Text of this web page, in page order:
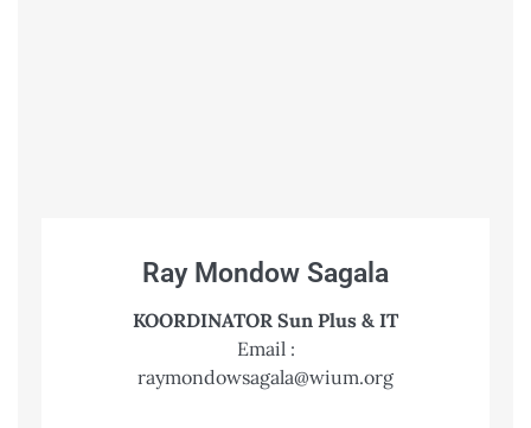
Ray Mondow Sagala
KOORDINATOR Sun Plus & IT
Email :
raymondowsagala@wium.org